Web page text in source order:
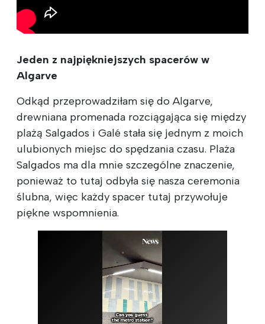
Jeden z najpiękniejszych spacerów w
Algarve
Odkąd przeprowadziłam się do Algarve,
drewniana promenada rozciągająca się między
plażą Salgados i Galé stała się jednym z moich
ulubionych miejsc do spędzania czasu. Plaża
Salgados ma dla mnie szczególne znaczenie,
ponieważ to tutaj odbyła się nasza ceremonia
ślubna, więc każdy spacer tutaj przywołuje
piękne wspomnienia.